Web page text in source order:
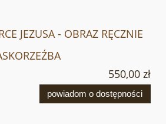
JEZUSA - OBRAZ RĘCZNIE
550,00 zł
powiadom o dostępności